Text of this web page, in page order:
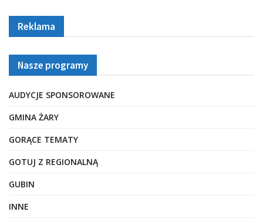
Reklama
Nasze programy
AUDYCJE SPONSOROWANE
GMINA ŻARY
GORĄCE TEMATY
GOTUJ Z REGIONALNĄ
GUBIN
INNE